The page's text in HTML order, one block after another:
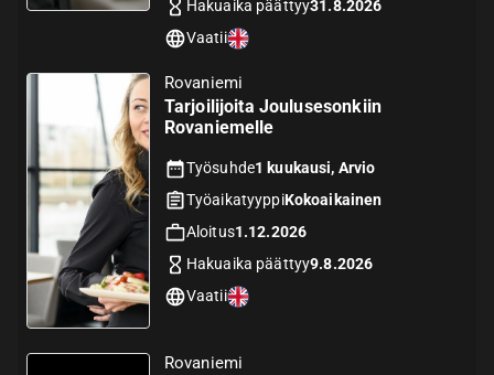
Hakuaika päättyy31.8.2026
Vaatii
Rovaniemi
Tarjoilijoita Joulusesonkiin
Rovaniemelle
Työsuhde1 kuukausi, Arvio
TyöaikatyyppiKokoaikainen
Aloitus1.12.2026
Hakuaika päättyy9.8.2026
Vaatii
Rovaniemi